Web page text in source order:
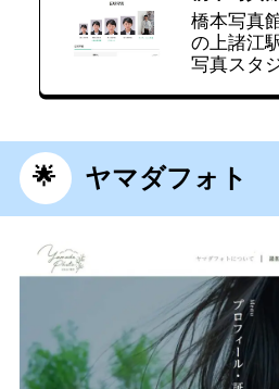
橋本写真
の上諸江
写真スタ
真を受け
るので、
った方に
で事前に
える必要
料…
ヤマダフォト